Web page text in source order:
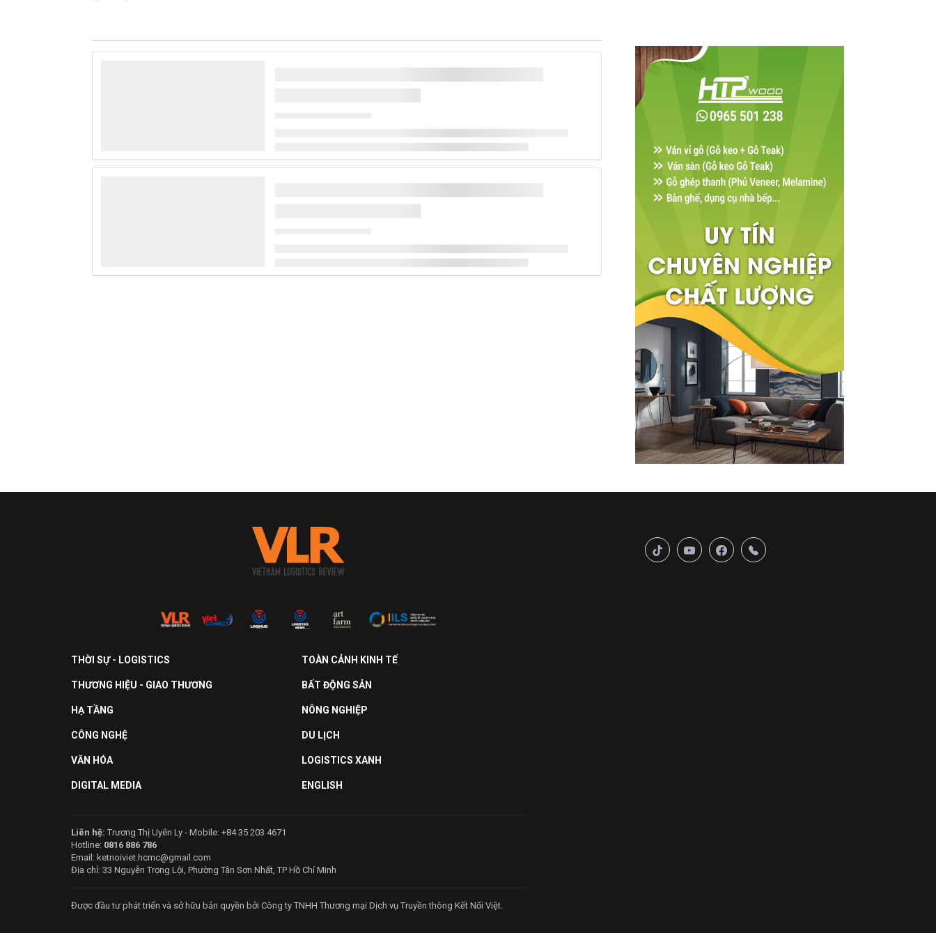
THỜI SỰ - LOGISTICS TOÀN CẢNH KINH TẾ
THƯƠNG HIỆU - GIAO THƯƠNG BẤT ĐỘNG SẢN
HẠ TẦNG NÔNG NGHIỆP
CÔNG NGHỆ DU LỊCH
VĂN HÓA LOGISTICS XANH
DIGITAL MEDIA ENGLISH
Liên hệ: Trương Thị Uyên Ly - Mobile: +84 35 203 4671
Hotline: 0816 886 786
Email: ketnoiviet.hcmc@gmail.com
Địa chỉ: 33 Nguyễn Trọng Lội, Phường Tân Sơn Nhất, TP Hồ Chí Minh
Được đầu tư phát triển và sở hữu bản quyền bởi Công ty TNHH Thương mại Dịch vụ Truyền thông Kết Nối Việt.